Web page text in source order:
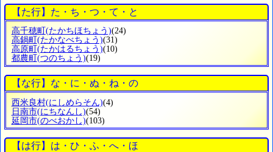
【た行】た・ち・つ・て・と
高千穂町 (たかちほちょう)(24)
高鍋町 (たかなべちょう)(31)
高原町 (たかはるちょう)(10)
都農町 (つのちょう)(19)
【な行】な・に・ぬ・ね・の
西米良村(にしめらそん)(4)
日南市(にちなんし)(54)
延岡市(のべおかし)(103)
【は行】は・ひ・ふ・へ・ほ